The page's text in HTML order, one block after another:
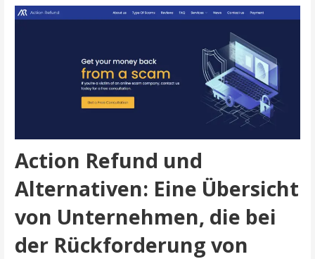
Action Refund und
Alternativen: Eine Übersicht
von Unternehmen, die bei
der Rückforderung von